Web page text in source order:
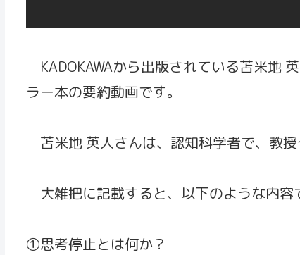
KADOKAWAから出版されている苫米地
ラー本の要約動画です。
苫米地 英人さんは、認知科学者で、教授
大雑把に記載すると、以下のような内容
①思考停止とは何か？